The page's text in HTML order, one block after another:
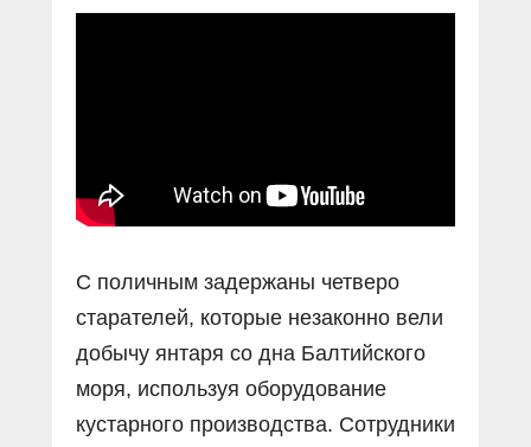
Социальные ролики
С поличным задержаны четверо
старателей, которые незаконно вели
добычу янтаря со дна Балтийского
моря, используя оборудование
кустарного производства. Сотрудники